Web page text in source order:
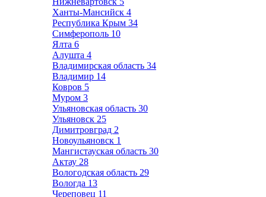
Ханты-Мансийск 4
Республика Крым 34
Симферополь 10
Ялта 6
Алушта 4
Владимирская область 34
Владимир 14
Ковров 5
Муром 3
Ульяновская область 30
Ульяновск 25
Димитровград 2
Новоульяновск 1
Мангистауская область 30
Актау 28
Вологодская область 29
Вологда 13
Череповец 11